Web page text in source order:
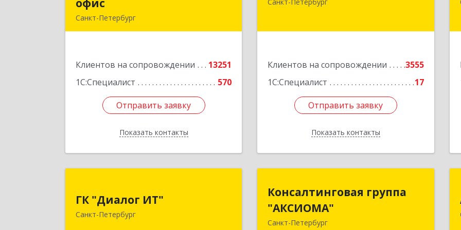
офис
Санкт-Петербург
Клиентов на сопровождении
13251
1С:Специалист
570
Отправить заявку
Показать контакты
Подробнее
Отправить заявку
Назад
Клиентов на сопровождении
3555
1С:Специалист
17
Отправить заявку
Показать контакты
Конституции пл, дом № 7, оф.416
Подробнее
Отправить заявку
Назад
ГК "Диалог ИТ"
Санкт-Петербург
194100, Санкт-Петербург г, вн.тер.г.
Консалтинговая группа
"АКСИОМА"
Санкт-Петербург
"АКСИОМА"
197374, Санкт-Петербург г,